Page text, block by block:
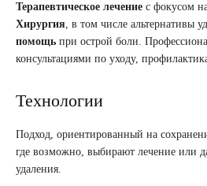
Терапевтическое лечение с фокусом
Хирургия, в том числе альтернативы
помощь при острой боли.
консультациями по уходу,
Технологии
Подход, ориентированный на
где возможно, выбирают лечение или
удаления.